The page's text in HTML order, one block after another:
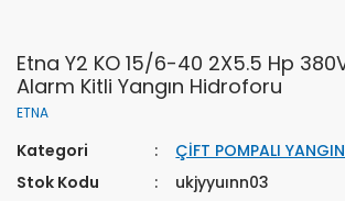
Etna Y2 KO 15/6-40 2X5.5 Hp
Alarm Kitli Yangın Hidroforu
ETNA
Kategori
ÇİFT POMPALI
Stok Kodu
ukjyyuınn03